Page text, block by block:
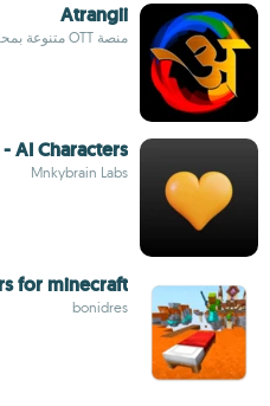
Atrangii
منصة OTT متنوعة بمحتوى بريميوم بلا إعلانات بجودة HD
AI Characters
Mnkybrain Labs
for minecraft
bonidres